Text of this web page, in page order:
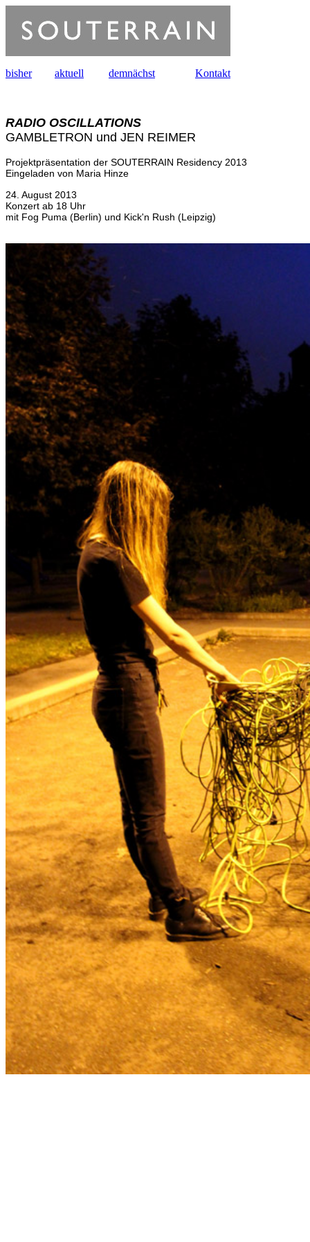
bisher aktuell demnächst Kontakt
RADIO OSCILLATIONS
GAMBLETRON und JEN REIMER
Projektpräsentation der SOUTERRAIN Residency 2013
Eingeladen von Maria Hinze
24. August 2013
Konzert ab 18 Uhr
mit Fog Puma (Berlin) und Kick'n Rush (Leipzig)